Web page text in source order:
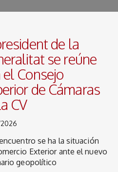
de la
se reúne
el Consejo
de Cámaras
CV
se ha la situación
Exterior ante el nuevo
geopolítico